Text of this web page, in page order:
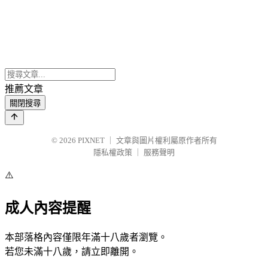
推薦文章
關閉搜尋
© 2026 PIXNET
文章與圖片權利屬原作者所有
隱私權政策
服務聲明
⚠️
成人內容提醒
本部落格內容僅限年滿十八歲者瀏覽。
若您未滿十八歲，請立即離開。